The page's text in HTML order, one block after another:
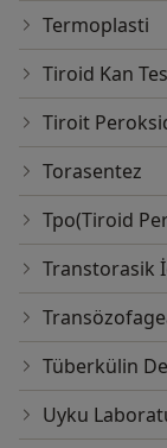
Termoplasti
Tiroid Kan
Tiroit
Torasentez
Tpo(Tiroid
Transtorasik
Tüberkülin
Uyku